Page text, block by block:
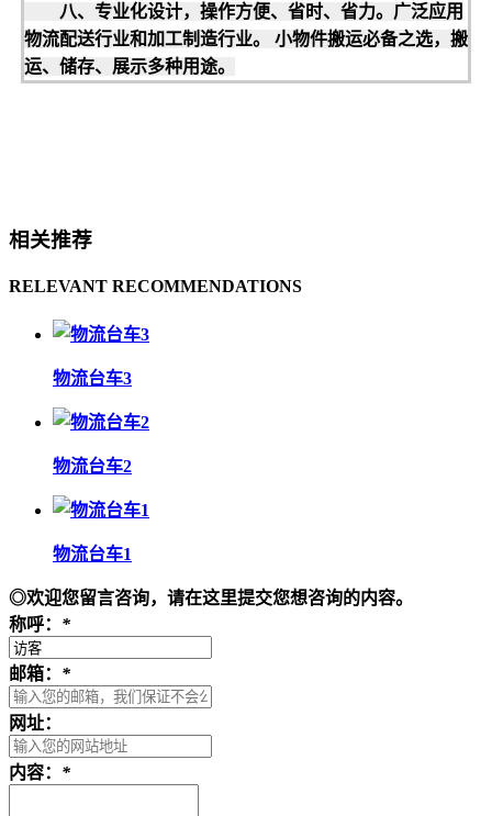
八、专业化设计，操作方便、省时、省力。广泛应用
物流配送行业和加工制造行业。 小物件搬运必备之选，搬
运、储存、展示多种用途。
相关推荐
RELEVANT RECOMMENDATIONS
物流台车3
物流台车2
物流台车1
◎欢迎您留言咨询，请在这里提交您想咨询的内容。
称呼： *
邮箱： *
网址：
内容： *